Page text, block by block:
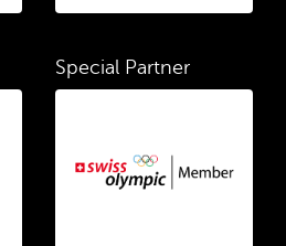
Special Partner